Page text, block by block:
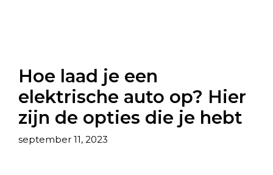
Hoe laad je een
elektrische auto op? Hier
zijn de opties die je hebt
september 11, 2023